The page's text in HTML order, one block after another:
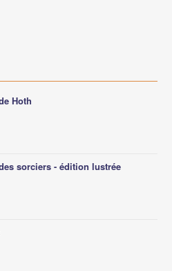
Hoth
sorciers - édition lustrée